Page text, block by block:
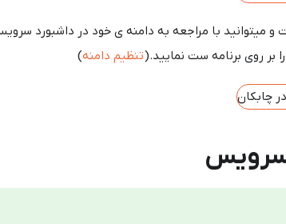
و میتوانید با مراجعه به دامنه ی خود در داشبورد
بر روی برنامه ست نمایید.(تنظیم دامنه)
سرویس